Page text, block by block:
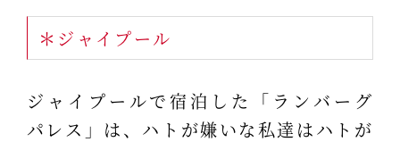
＊ジャイプール
ジャイプールで宿泊した「ランバーグ
パレス」は、ハトが嫌いな私達はハトが